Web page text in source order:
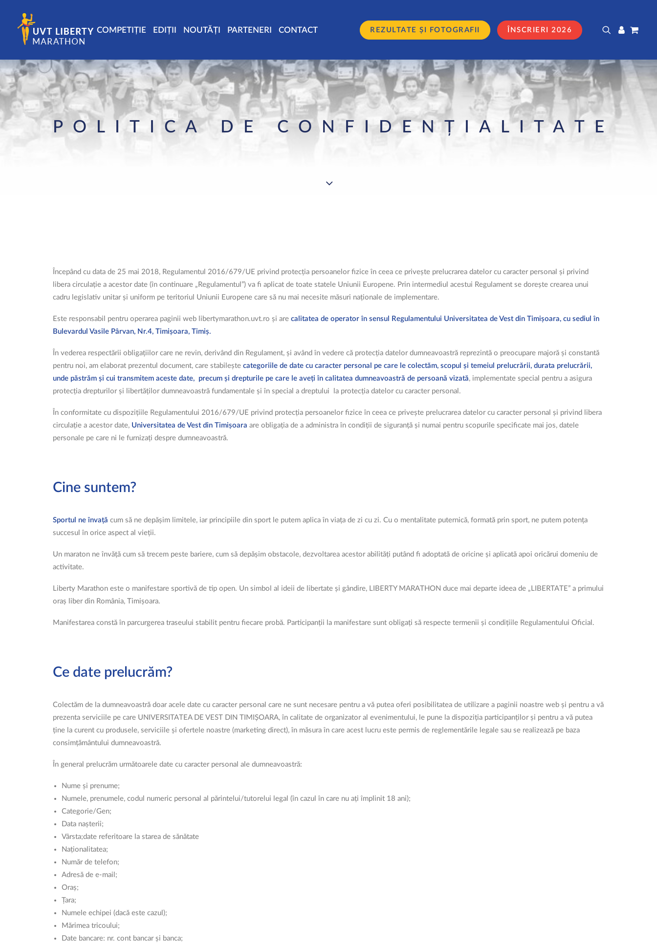
COMPETIȚIE EDIȚII NOUTĂȚI PARTENERI CONTACT REZULTATE ȘI FOTOGRAFII ÎNSCRIERI 2026
POLITICA DE CONFIDENȚIALITATE
Începând cu data de 25 mai 2018, Regulamentul 2016/679/UE privind protecția persoanelor fizice în ceea ce privește prelucrarea datelor cu caracter personal și privind
libera circulație a acestor date (în continuare „Regulamentul”) va fi aplicat de toate statele Uniunii Europene. Prin intermediul acestui Regulament se dorește crearea unui
cadru legislativ unitar și uniform pe teritoriul Uniunii Europene care să nu mai necesite măsuri naționale de implementare.
Este responsabil pentru operarea paginii web libertymarathon.uvt.ro și are calitatea de operator în sensul Regulamentului Universitatea de Vest din Timișoara, cu sediul în
Bulevardul Vasile Pârvan, Nr.4, Timișoara, Timiș.
În vederea respectării obligațiilor care ne revin, derivând din Regulament, și având în vedere că protecția datelor dumneavoastră reprezintă o preocupare majoră și constantă
pentru noi, am elaborat prezentul document, care stabilește categoriile de date cu caracter personal pe care le colectăm, scopul și temeiul prelucrării, durata prelucrării,
unde păstrăm și cui transmitem aceste date, precum și drepturile pe care le aveți în calitatea dumneavoastră de persoană vizată, implementate special pentru a asigura
protecția drepturilor și libertăților dumneavoastră fundamentale și în special a dreptului la protecția datelor cu caracter personal.
În conformitate cu dispozițiile Regulamentului 2016/679/UE privind protecția persoanelor fizice în ceea ce privește prelucrarea datelor cu caracter personal și privind libera
circulație a acestor date, Universitatea de Vest din Timișoara are obligația de a administra în condiții de siguranță și numai pentru scopurile specificate mai jos, datele
personale pe care ni le furnizați despre dumneavoastră.
Cine suntem?
Sportul ne învață cum să ne depășim limitele, iar principiile din sport le putem aplica în viața de zi cu zi. Cu o mentalitate puternică, formată prin sport, ne putem potența
succesul în orice aspect al vieții.
Un maraton ne învăță cum să trecem peste bariere, cum să depășim obstacole, dezvoltarea acestor abilități putând fi adoptată de oricine și aplicată apoi oricărui domeniu de
activitate.
Liberty Marathon este o manifestare sportivă de tip open. Un simbol al ideii de libertate și gândire, LIBERTY MARATHON duce mai departe ideea de „LIBERTATE” a primului
oraș liber din România, Timișoara.
Manifestarea constă în parcurgerea traseului stabilit pentru fiecare probă. Participanții la manifestare sunt obligați să respecte termenii și condițiile Regulamentului Oficial.
Ce date prelucrăm?
Colectăm de la dumneavoastră doar acele date cu caracter personal care ne sunt necesare pentru a vă putea oferi posibilitatea de utilizare a paginii noastre web și pentru a vă
prezenta serviciile pe care UNIVERSITATEA DE VEST DIN TIMIȘOARA, în calitate de organizator al evenimentului, le pune la dispoziția participanților și pentru a vă putea
ține la curent cu produsele, serviciile și ofertele noastre (marketing direct), în măsura în care acest lucru este permis de reglementările legale sau se realizează pe baza
consimțământului dumneavoastră.
În general prelucrăm următoarele date cu caracter personal ale dumneavoastră:
Nume și prenume;
Numele, prenumele, codul numeric personal al părintelui/tutorelui legal (în cazul în care nu ați împlinit 18 ani);
Categorie/Gen;
Data nașterii;
Vârsta;date referitoare la starea de sănătate
Naționalitatea;
Număr de telefon;
Adresă de e-mail;
Oraș;
Țara;
Numele echipei (dacă este cazul);
Mărimea tricoului;
Date bancare: nr. cont bancar și banca;